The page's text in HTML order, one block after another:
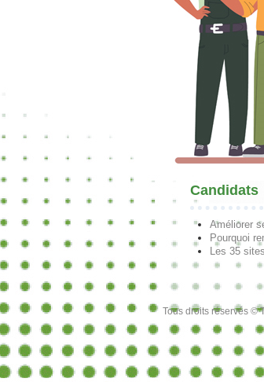
Candidats
Améliorer
Pourquoi
Les 35
Tous droits réservés ©